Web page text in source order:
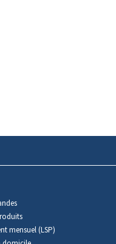
mensuel (LSP)